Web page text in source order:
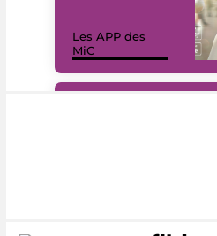
Les APP des
MiC